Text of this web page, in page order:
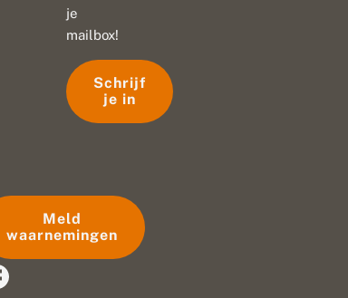
je
mailbox!
Schrijf
je in
Meld
waarnemingen